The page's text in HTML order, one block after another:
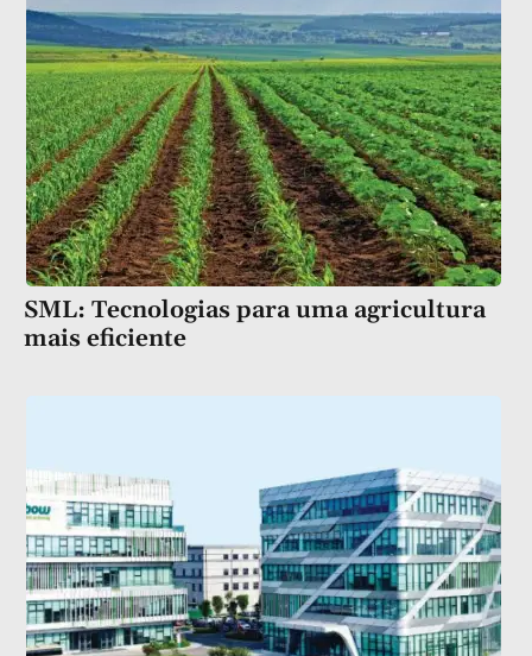
SML: Tecnologias para uma agricultura
mais eficiente